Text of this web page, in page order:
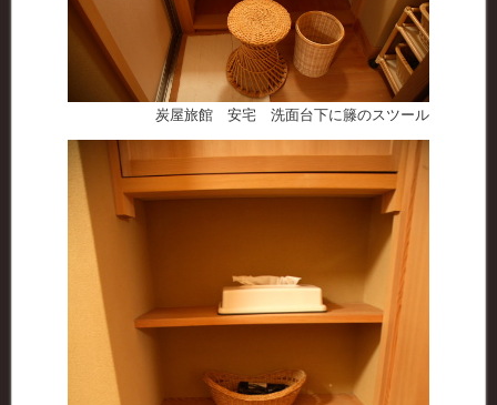
炭屋旅館 安宅 洗面台下に籐のスツール